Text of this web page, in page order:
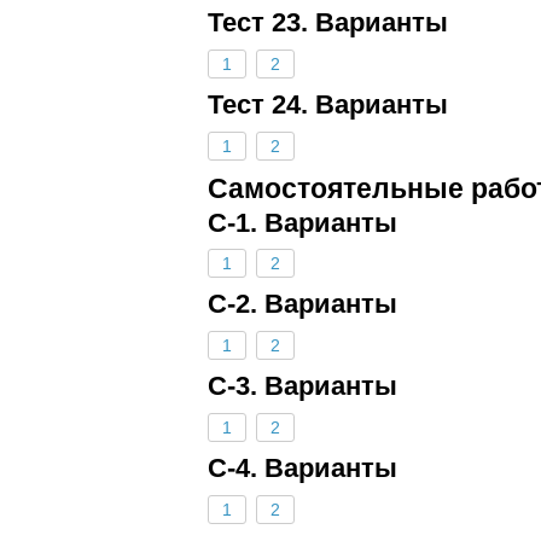
Тест 23. Варианты
1 2
Тест 24. Варианты
1 2
Самостоятельные
С-1. Варианты
1 2
С-2. Варианты
1 2
С-3. Варианты
1 2
С-4. Варианты
1 2